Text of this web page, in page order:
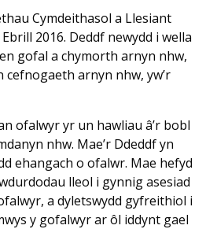
Cymdeithasol a Llesiant
2016. Deddf newydd i wella
gofal a chymorth arnyn nhw,
cefnogaeth arnyn nhw, yw’r
ofalwyr yr un hawliau â’r bobl
nhw. Mae’r Ddeddf yn
ehangach o ofalwr. Mae hefyd
lleol i gynnig asesiad
a dyletswydd gyfreithiol i
y gofalwyr ar ôl iddynt gael